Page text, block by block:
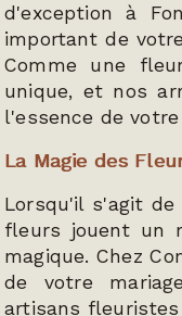
d'exception à
important de
Comme une
unique, et nos
l'essence de
La Magie des
Lorsqu'il s'agit
fleurs jouent un
magique. Chez
de votre
artisans